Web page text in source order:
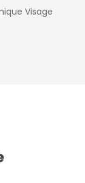
Visage